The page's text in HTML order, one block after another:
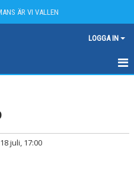
ÄR VI VALLEN
LOGGA IN
juli, 17:00